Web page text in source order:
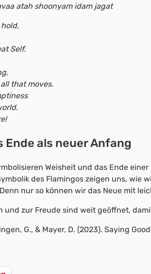
atah shoonyam idam jagat
Self.
that moves.
Ende als neuer Anfang
Weisheit und das Ende
des Flamingos zeigen uns, wie
nur so können wir das Neue mit
und zur Freude sind weit geöffnet,
G., & Mayer, D. (2023). Saying